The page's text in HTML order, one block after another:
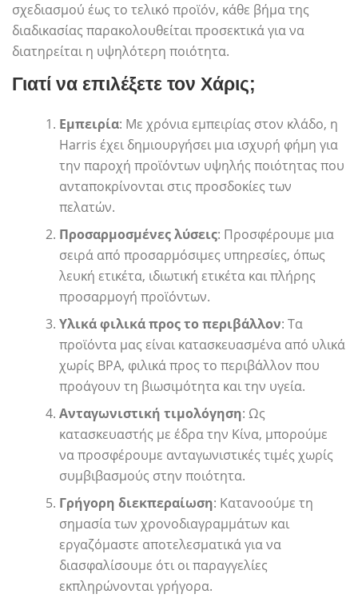
σχεδιασμού έως το τελικό προϊόν, κάθε βήμα της
διαδικασίας παρακολουθείται προσεκτικά για να
διατηρείται η υψηλότερη ποιότητα.
Γιατί να επιλέξετε τον Χάρις;
Εμπειρία: Με χρόνια εμπειρίας στον κλάδο, η
Harris έχει δημιουργήσει μια ισχυρή φήμη για
την παροχή προϊόντων υψηλής ποιότητας που
ανταποκρίνονται στις προσδοκίες των
πελατών.
Προσαρμοσμένες λύσεις: Προσφέρουμε μια
σειρά από προσαρμόσιμες υπηρεσίες, όπως
λευκή ετικέτα, ιδιωτική ετικέτα και πλήρης
προσαρμογή προϊόντων.
Υλικά φιλικά προς το περιβάλλον: Τα
προϊόντα μας είναι κατασκευασμένα από υλικά
χωρίς BPA, φιλικά προς το περιβάλλον που
προάγουν τη βιωσιμότητα και την υγεία.
Ανταγωνιστική τιμολόγηση: Ως
κατασκευαστής με έδρα την Κίνα, μπορούμε
να προσφέρουμε ανταγωνιστικές τιμές χωρίς
συμβιβασμούς στην ποιότητα.
Γρήγορη διεκπεραίωση: Κατανοούμε τη
σημασία των χρονοδιαγραμμάτων και
εργαζόμαστε αποτελεσματικά για να
διασφαλίσουμε ότι οι παραγγελίες
εκπληρώνονται γρήγορα.